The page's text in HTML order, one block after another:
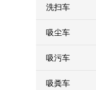
洗扫车
吸尘车
吸污车
吸粪车